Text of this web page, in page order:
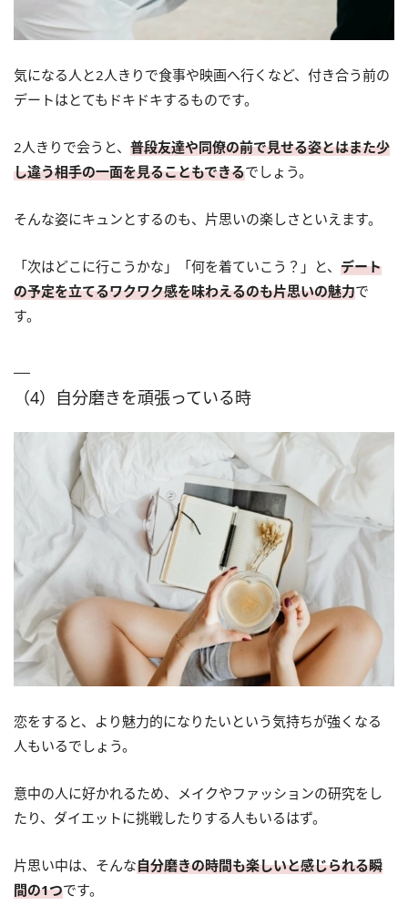
気になる人と2人きりで食事や映画へ行くなど、付き合う前の
デートはとてもドキドキするものです。
2人きりで会うと、 普段友達や同僚の前で見せる姿とはまた少
し違う相手の一面を見ることもできるでしょう。
そんな姿にキュンとするのも、片思いの楽しさといえます。
「次はどこに行こうかな」「何を着ていこう？」と、 デート
の予定を立てるワクワク感を味わえるのも片思いの魅力で
す。
（4）自分磨きを頑張っている時
恋をすると、より魅力的になりたいという気持ちが強くなる
人もいるでしょう。
意中の人に好かれるため、メイクやファッションの研究をし
たり、ダイエットに挑戦したりする人もいるはず。
片思い中は、そんな自分磨きの時間も楽しいと感じられる瞬
間の1つです。